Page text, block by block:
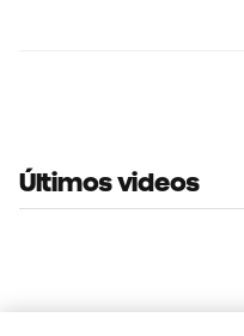
Últimos videos